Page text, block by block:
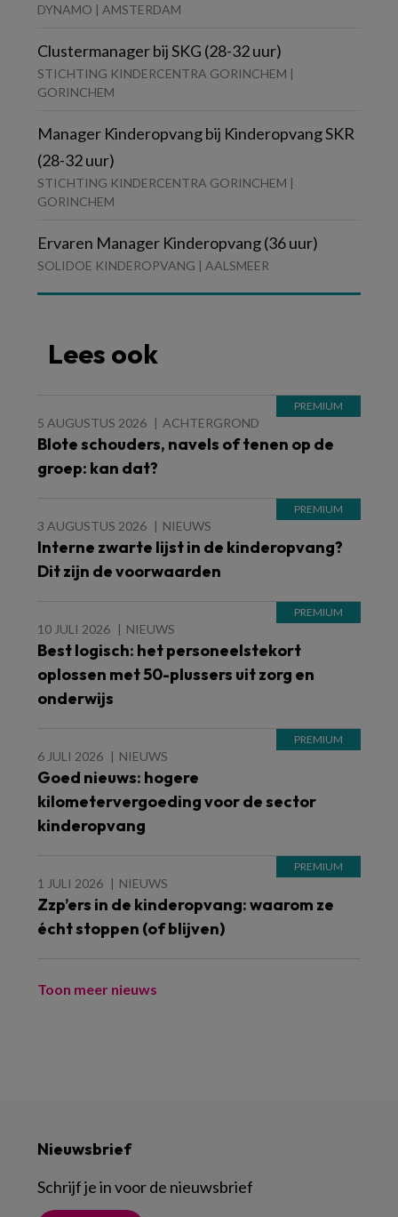
DYNAMO | AMSTERDAM
Clustermanager bij SKG (28-32 uur)
STICHTING KINDERCENTRA GORINCHEM |
GORINCHEM
Manager Kinderopvang bij Kinderopvang SKR
(28-32 uur)
STICHTING KINDERCENTRA GORINCHEM |
GORINCHEM
Ervaren Manager Kinderopvang (36 uur)
SOLIDOE KINDEROPVANG | AALSMEER
Lees ook
5 AUGUSTUS 2026 ACHTERGROND
Blote schouders, navels of tenen op de
groep: kan dat?
3 AUGUSTUS 2026 NIEUWS
Interne zwarte lijst in de kinderopvang?
Dit zijn de voorwaarden
10 JULI 2026 NIEUWS
Best logisch: het personeelstekort
oplossen met 50-plussers uit zorg en
onderwijs
6 JULI 2026 NIEUWS
Goed nieuws: hogere
kilometervergoeding voor de sector
kinderopvang
1 JULI 2026 NIEUWS
Zzp’ers in de kinderopvang: waarom ze
écht stoppen (of blijven)
Toon meer nieuws
Nieuwsbrief
Schrijf je in voor de nieuwsbrief